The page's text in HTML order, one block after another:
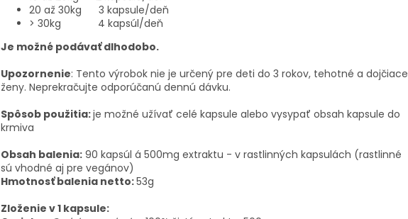
20 až 30kg 3 kapsule/deň
> 30kg 4 kapsúl/deň
Je možné podávať dlhodobo.
Upozornenie: Tento výrobok nie je určený pre deti do 3 rokov, tehotné a dojčiace
ženy. Neprekračujte odporúčanú dennú dávku.
Spôsob použitia:je možné užívať celé kapsule alebo vysypať obsah kapsule do
krmiva
Obsah balenia: 90 kapsúl á 500mg extraktu - v rastlinných kapsulách (rastlinné
sú vhodné aj pre vegánov)
Hmotnosť balenia netto:53g
Zloženie v 1 kapsule: